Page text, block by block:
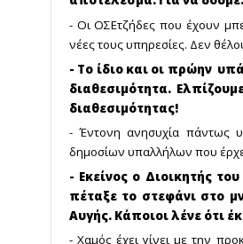
- Οι ΟΣΕτζήδες που έχουν
νέες τους υπηρεσίες. Δεν
- Το ίδιο και οι πρώην
διαθεσιμότητα.
διαθεσιμότητας!
- Έντονη ανησυχία πάντως
δημοσίων υπαλλήλων που
- Εκείνος ο Διοικητής
πέταξε το στεφάνι στο
Αυγής. Κάποιοι λένε ότι
- Χαμός έχει γίνει με την